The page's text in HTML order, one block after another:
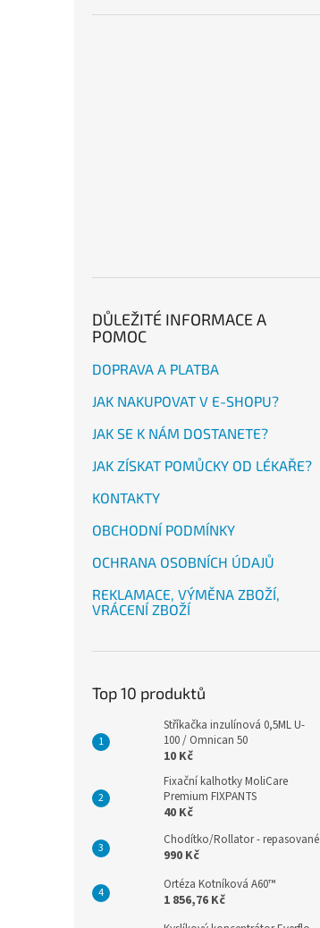
DŮLEŽITÉ INFORMACE A
POMOC
DOPRAVA A PLATBA
JAK NAKUPOVAT V E-SHOPU?
JAK SE K NÁM DOSTANETE?
JAK ZÍSKAT POMŮCKY OD LÉKAŘE?
KONTAKTY
OBCHODNÍ PODMÍNKY
OCHRANA OSOBNÍCH ÚDAJŮ
REKLAMACE, VÝMĚNA ZBOŽÍ,
VRÁCENÍ ZBOŽÍ
Top 10 produktů
Stříkačka inzulínová 0,5ML U-
100 / Omnican 50
10 Kč
Fixační kalhotky MoliCare
Premium FIXPANTS
40 Kč
Chodítko/Rollator - repasované
990 Kč
Ortéza Kotníková A60™
1 856,76 Kč